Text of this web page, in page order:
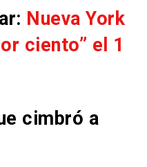
Nueva York
ciento” el 1
cimbró a